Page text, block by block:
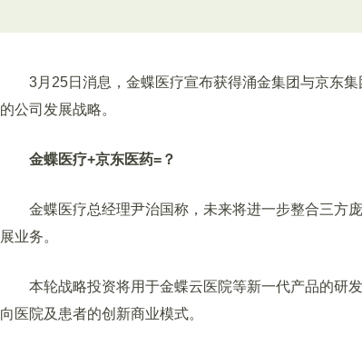
3月25日消息，金蝶医疗宣布获得涌金集团与京东集
的公司发展战略。
金蝶医疗+京东医药=？
金蝶医疗总经理尹治国称，未来将进一步整合三方
展业务。
本轮战略投资将用于金蝶云医院等新一代产品的研
向医院及患者的创新商业模式。